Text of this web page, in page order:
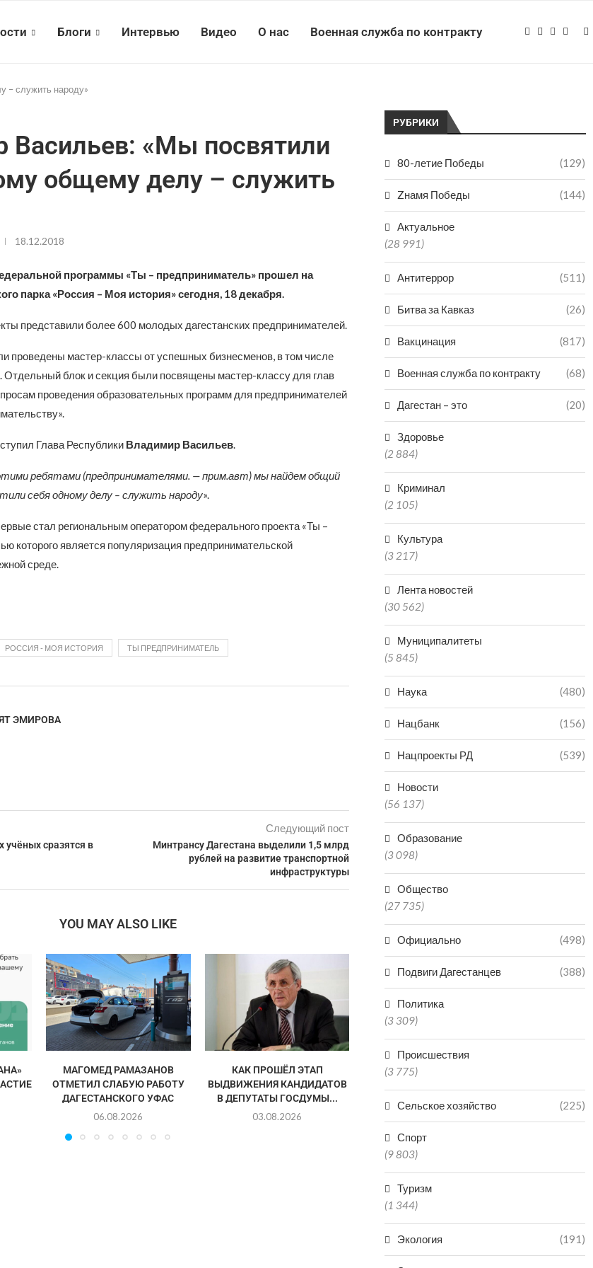
Блоги Интервью Видео О нас Военная служба по контракту
– служить народу»
Васильев: «Мы посвятили
общему делу – служить
18.12.2018
программы «Ты – предприниматель» прошел на
парка «Россия – Моя история» сегодня, 18 декабря.
представили более 600 молодых дагестанских предпринимателей.
проведены мастер-классы от успешных бизнесменов, в том числе
Отдельный блок и секция были посвящены мастер-классу для глав
проведения образовательных программ для предпринимателей
Глава Республики Владимир Васильев.
ребятами (предпринимателями. — прим.авт) мы найдем общий
себя одному делу – служить народу».
стал региональным оператором федерального проекта «Ты –
которого является популяризация предпринимательской
среде.
РОССИЯ - МОЯ ИСТОРИЯ ТЫ ПРЕДПРИНИМАТЕЛЬ
ЭМИРОВА
учёных сразятся в
Следующий пост
Минтрансу Дагестана выделили 1,5 млрд
рублей на развитие транспортной
инфраструктуры
YOU MAY ALSO LIKE
МАГОМЕД РАМАЗАНОВ
ОТМЕТИЛ СЛАБУЮ РАБОТУ
ДАГЕСТАНСКОГО УФАС
06.08.2026
КАК ПРОШЁЛ ЭТАП
ВЫДВИЖЕНИЯ КАНДИДАТОВ
В ДЕПУТАТЫ ГОСДУМЫ...
03.08.2026
ТРЕТЬИ СУТКИ В ДАГЕСТАНЕ
РУБРИКИ
80-летие Победы (129)
Zнамя Победы (144)
Актуальное
(28 991)
Антитеррор (511)
Битва за Кавказ (26)
Вакцинация (817)
Военная служба по контракту (68)
Дагестан – это (20)
Здоровье
(2 884)
Криминал
(2 105)
Культура
(3 217)
Лента новостей
(30 562)
Муниципалитеты
(5 845)
Наука (480)
Нацбанк (156)
Нацпроекты РД (539)
Новости
(56 137)
Образование
(3 098)
Общество
(27 735)
Официально (498)
Подвиги Дагестанцев (388)
Политика
(3 309)
Происшествия
(3 775)
Сельское хозяйство (225)
Спорт
(9 803)
Туризм
(1 344)
Экология (191)